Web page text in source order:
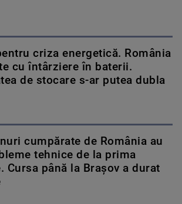
criza energetică. România
cu întârziere în baterii.
de stocare s-ar putea dubla
cumpărate de România au
tehnice de la prima
Cursa până la Brașov a durat